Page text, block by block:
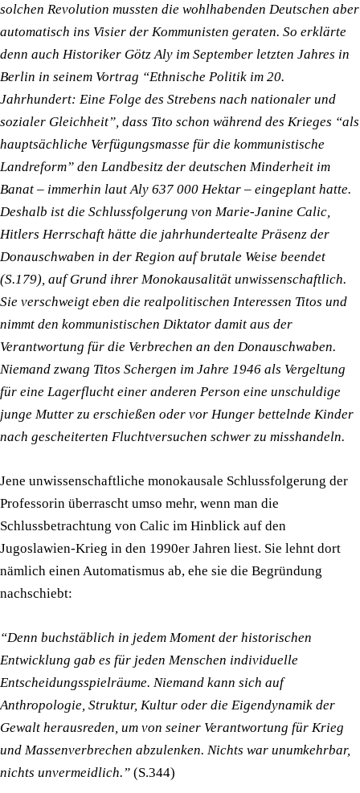
solchen Revolution mussten die wohlhabenden Deutschen aber
automatisch ins Visier der Kommunisten geraten. So erklärte
denn auch Historiker Götz Aly im September letzten Jahres in
Berlin in seinem Vortrag “Ethnische Politik im 20.
Jahrhundert: Eine Folge des Strebens nach nationaler und
sozialer Gleichheit”, dass Tito schon während des Krieges “als
hauptsächliche Verfügungsmasse für die kommunistische
Landreform” den Landbesitz der deutschen Minderheit im
Banat – immerhin laut Aly 637 000 Hektar – eingeplant hatte.
Deshalb ist die Schlussfolgerung von Marie-Janine Calic,
Hitlers Herrschaft hätte die jahrhundertealte Präsenz der
Donauschwaben in der Region auf brutale Weise beendet
(S.179), auf Grund ihrer Monokausalität unwissenschaftlich.
Sie verschweigt eben die realpolitischen Interessen Titos und
nimmt den kommunistischen Diktator damit aus der
Verantwortung für die Verbrechen an den Donauschwaben.
Niemand zwang Titos Schergen im Jahre 1946 als Vergeltung
für eine Lagerflucht einer anderen Person eine unschuldige
junge Mutter zu erschießen oder vor Hunger bettelnde Kinder
nach gescheiterten Fluchtversuchen schwer zu misshandeln.
Jene unwissenschaftliche monokausale Schlussfolgerung der
Professorin überrascht umso mehr, wenn man die
Schlussbetrachtung von Calic im Hinblick auf den
Jugoslawien-Krieg in den 1990er Jahren liest. Sie lehnt dort
nämlich einen Automatismus ab, ehe sie die Begründung
nachschiebt:
“Denn buchstäblich in jedem Moment der historischen
Entwicklung gab es für jeden Menschen individuelle
Entscheidungsspielräume. Niemand kann sich auf
Anthropologie, Struktur, Kultur oder die Eigendynamik der
Gewalt herausreden, um von seiner Verantwortung für Krieg
und Massenverbrechen abzulenken. Nichts war unumkehrbar,
nichts unvermeidlich.” (S.344)